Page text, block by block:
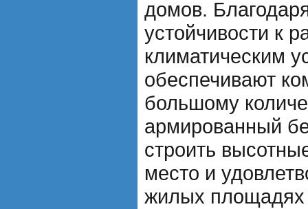
домов.
устойчивости к
климатическим
обеспечивают
большому
армированный
строить
место и
жилых площадях